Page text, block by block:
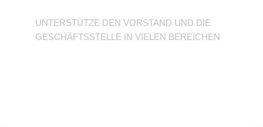
UNTERSTÜTZE DEN VORSTAND UND DIE
GESCHÄFTSSTELLE IN VIELEN BEREICHEN